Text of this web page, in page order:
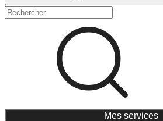
Mes services